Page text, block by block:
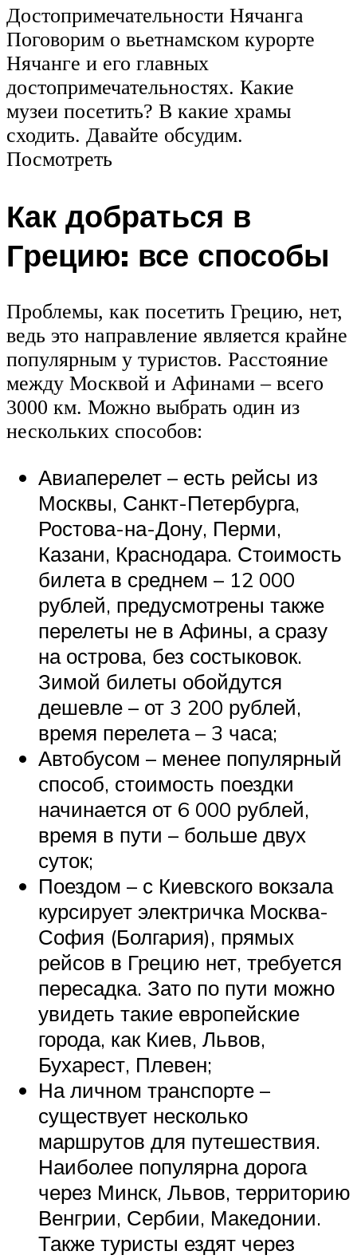
Достопримечательности Нячанга
Поговорим о вьетнамском курорте
Нячанге и его главных
достопримечательностях. Какие
музеи посетить? В какие храмы
сходить. Давайте обсудим.
Посмотреть
Как добраться в
Грецию: все способы
Проблемы, как посетить Грецию, нет,
ведь это направление является крайне
популярным у туристов. Расстояние
между Москвой и Афинами – всего
3000 км. Можно выбрать один из
нескольких способов:
Авиаперелет – есть рейсы из
Москвы, Санкт-Петербурга,
Ростова-на-Дону, Перми,
Казани, Краснодара. Стоимость
билета в среднем – 12 000
рублей, предусмотрены также
перелеты не в Афины, а сразу
на острова, без состыковок.
Зимой билеты обойдутся
дешевле – от 3 200 рублей,
время перелета – 3 часа;
Автобусом – менее популярный
способ, стоимость поездки
начинается от 6 000 рублей,
время в пути – больше двух
суток;
Поездом – с Киевского вокзала
курсирует электричка Москва-
София (Болгария), прямых
рейсов в Грецию нет, требуется
пересадка. Зато по пути можно
увидеть такие европейские
города, как Киев, Львов,
Бухарест, Плевен;
На личном транспорте –
существует несколько
маршрутов для путешествия.
Наиболее популярна дорога
через Минск, Львов, территорию
Венгрии, Сербии, Македонии.
Также туристы ездят через